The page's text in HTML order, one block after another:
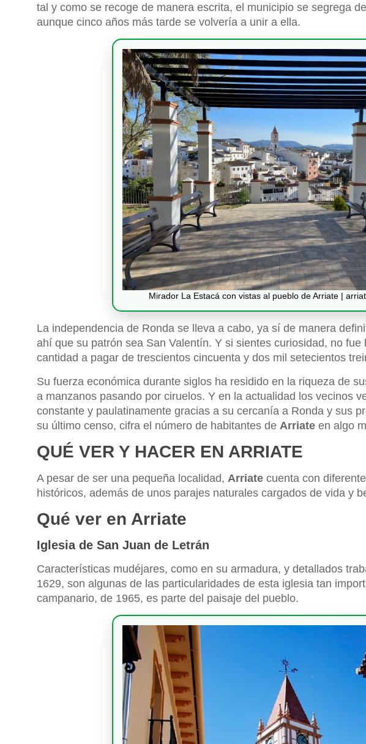
tal y como se recoge de manera escrita, el municipio se segrega
aunque cinco años más tarde se volvería a unir a ella.
Mirador La Estacá con vistas al pueblo de Arriate |
La independencia de Ronda se lleva a cabo, ya sí de manera
ahí que su patrón sea San Valentín. Y si sientes curiosidad, no
cantidad a pagar de trescientos cincuenta y dos mil setecientos
Su fuerza económica durante siglos ha residido en la riqueza de
a manzanos pasando por ciruelos. Y en la actualidad los vecinos
constante y paulatinamente gracias a su cercanía a Ronda y sus
su último censo, cifra el número de habitantes de Arriate en algo
QUÉ VER Y HACER EN ARRIATE
A pesar de ser una pequeña localidad, Arriate cuenta con
históricos, además de unos parajes naturales cargados de vida y
Qué ver en Arriate
Iglesia de San Juan de Letrán
Características mudéjares, como en su armadura, y detallados
1629, son algunas de las particularidades de esta iglesia tan
campanario, de 1965, es parte del paisaje del pueblo.